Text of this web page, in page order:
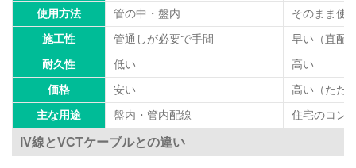
使用方法
管の中・盤内
そのまま使
施工性
管通しが必要で手間
早い（直配
耐久性
低い
高い
価格
安い
高い（ただ
主な用途
盤内・管内配線 住宅のコン
IV線とVCTケーブルとの違い